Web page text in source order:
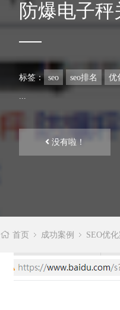
防爆电子秤
标签： seo seo排名 优
没有啦！
首页 成功案例 SEO优化